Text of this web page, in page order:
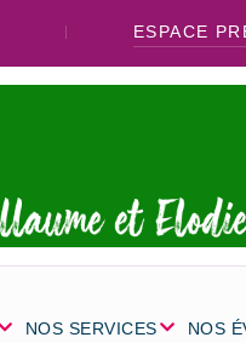
ESPACE
NOS SERVICES NOS